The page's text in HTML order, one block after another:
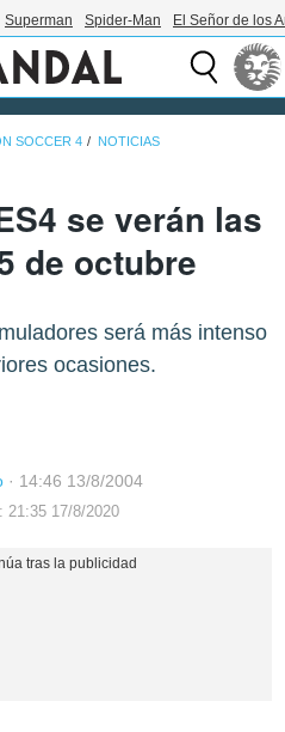
Superman Spider-Man El Señor de los
SOCCER 4 NOTICIAS
se verán las
de octubre
será más intenso
ocasiones.
· 14:46 13/8/2004
21:35 17/8/2020